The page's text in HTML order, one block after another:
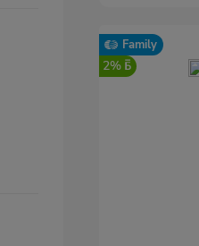
Family
2%